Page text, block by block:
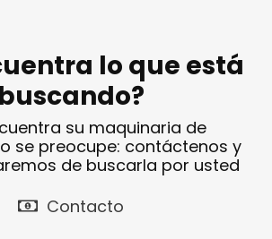
lo que está
buscando?
su maquinaria de
se preocupe: contáctenos y
de buscarla por usted
Contacto